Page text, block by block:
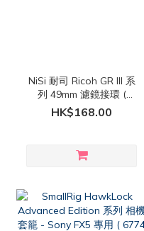
NiSi 耐司 Ricoh GR III 系
列 49mm 濾鏡接環 (
Ricoh GR III 專用 )
HK$168.00